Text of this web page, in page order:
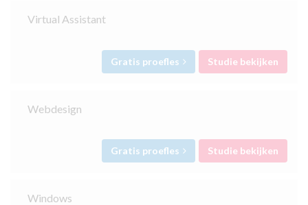
Virtual Assistant
Gratis proefles Studie bekijken
Webdesign
Gratis proefles Studie bekijken
Windows